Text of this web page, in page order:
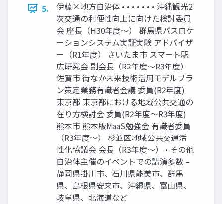
5.
伊藤×地方自治体 • • • • • • • 沖縄観光2
次交通の利便性向上に向けた検討委員
会 座長（H30年度〜） 群馬県バスロケ
ーションシステム実証実験 アドバイザ
ー（R1年度） さいたま市 スマート駅
広研究会 副会長（R2年度〜R3年度）
佐賀市 街なか未来技術活用モデルプラ
ン策定業務有識者会議 委員(R2年度)
東京都 東京都における地域公共交通の
在り方検討会 委員(R2年度〜R3年度)
熊本市 熊本版MaaS勉強会 有識者委員
（R3年度〜） 杉並区地域公共交通活
性化協議会 会長（R3年度〜） • その他
自治体主催のイベントでの講演多数 –
静岡県掛川市、石川県能美市、群馬
県、島根県安来市、沖縄県、富山県、
岐阜県、北海道など